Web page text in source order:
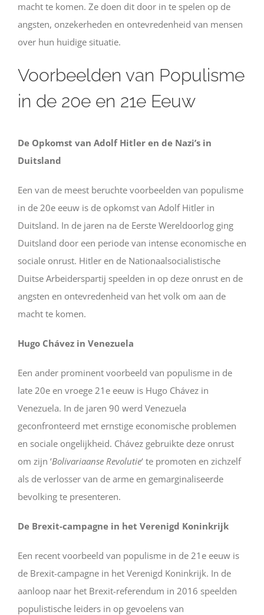
macht te komen. Ze doen dit door in te spelen op de
angsten, onzekerheden en ontevredenheid van mensen
over hun huidige situatie.
Voorbeelden van Populisme
in de 20e en 21e Eeuw
De Opkomst van Adolf Hitler en de Nazi’s in
Duitsland
Een van de meest beruchte voorbeelden van populisme
in de 20e eeuw is de opkomst van Adolf Hitler in
Duitsland. In de jaren na de Eerste Wereldoorlog ging
Duitsland door een periode van intense economische en
sociale onrust. Hitler en de Nationaalsocialistische
Duitse Arbeiderspartij speelden in op deze onrust en de
angsten en ontevredenheid van het volk om aan de
macht te komen.
Hugo Chávez in Venezuela
Een ander prominent voorbeeld van populisme in de
late 20e en vroege 21e eeuw is Hugo Chávez in
Venezuela. In de jaren 90 werd Venezuela
geconfronteerd met ernstige economische problemen
en sociale ongelijkheid. Chávez gebruikte deze onrust
om zijn ‘Bolivariaanse Revolutie‘ te promoten en zichzelf
als de verlosser van de arme en gemarginaliseerde
bevolking te presenteren.
De Brexit-campagne in het Verenigd Koninkrijk
Een recent voorbeeld van populisme in de 21e eeuw is
de Brexit-campagne in het Verenigd Koninkrijk. In de
aanloop naar het Brexit-referendum in 2016 speelden
populistische leiders in op gevoelens van